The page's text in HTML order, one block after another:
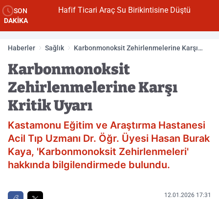
SON
DAKİKA
Hafif Ticari Araç Su Birikintisine Düştü
Haberler Sağlık
Karbonmonoksit Zehirlenmelerine Karşı
Karbonmonoksit
Zehirlenmelerine Karşı
Kritik Uyarı
Kastamonu Eğitim ve Araştırma Hastanesi
Acil Tıp Uzmanı Dr. Öğr. Üyesi Hasan Burak
Kaya, 'Karbonmonoksit Zehirlenmeleri'
hakkında bilgilendirmede bulundu.
12.01.2026 17:31